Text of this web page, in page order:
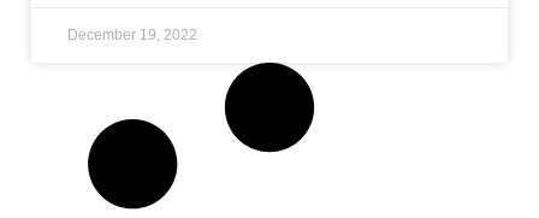
December 19, 2022